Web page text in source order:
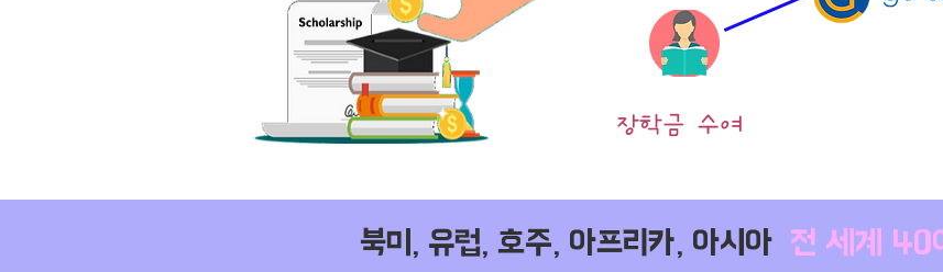
​장학금 수여
북미, 유럽, 호주, 아프리카, 아시아 전 세계 40